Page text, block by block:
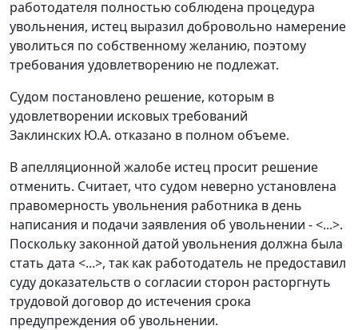
работодателя полностью соблюдена процедура
увольнения, истец выразил добровольно намерение
уволиться по собственному желанию, поэтому
требования удовлетворению не подлежат.
Судом постановлено решение, которым в
удовлетворении исковых требований
Заклинских Ю.А. отказано в полном объеме.
В апелляционной жалобе истец просит решение
отменить. Считает, что судом неверно установлена
правомерность увольнения работника в день
написания и подачи заявления об увольнении - <...>.
Поскольку законной датой увольнения должна была
стать дата <...>, так как работодатель не предоставил
суду доказательств о согласии сторон расторгнуть
трудовой договор до истечения срока
предупреждения об увольнении.